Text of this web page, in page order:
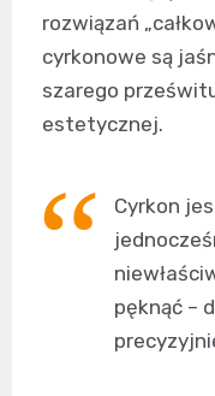
rozwiązań
cyrkonowe są
szarego
estetycznej.
Cyrkon
pęknąć –